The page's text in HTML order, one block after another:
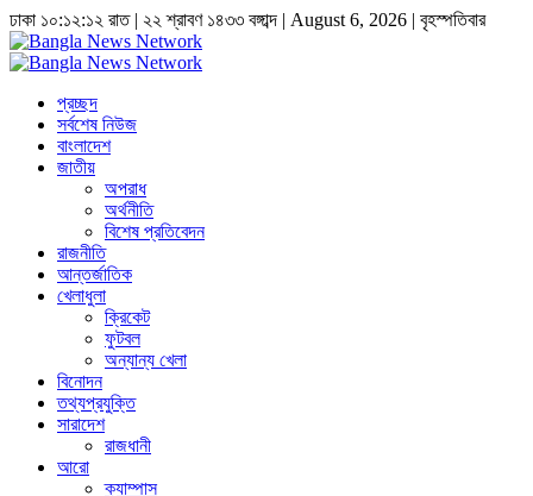
ঢাকা ১০:১২:১৩ রাত| ২২ শ্রাবণ ১৪৩৩ বঙ্গাব্দ | August 6, 2026 | বৃহস্পতিবার
প্রচ্ছদ
সর্বশেষ নিউজ
বাংলাদেশ
জাতীয়
অপরাধ
অর্থনীতি
বিশেষ প্রতিবেদন
রাজনীতি
আন্তর্জাতিক
খেলাধুলা
ক্রিকেট
ফুটবল
অন্যান্য খেলা
বিনোদন
তথ্যপ্রযুক্তি
সারাদেশ
রাজধানী
আরো
ক্যাম্পাস